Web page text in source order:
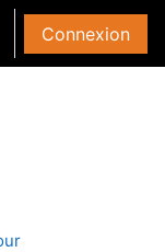
Connexion